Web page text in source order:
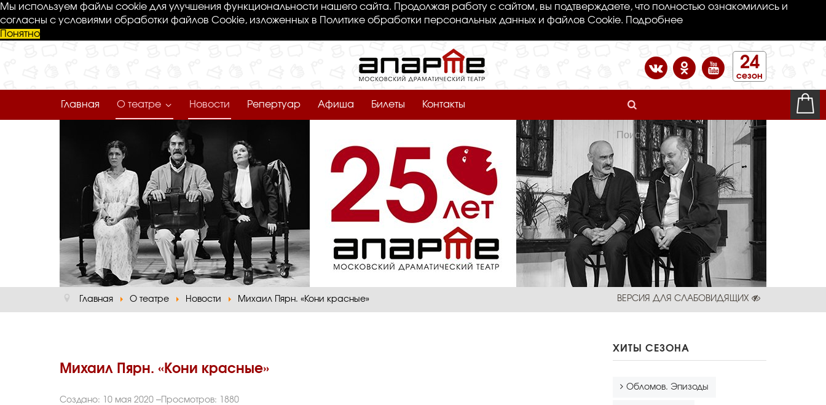
Мы используем файлы cookie для улучшения функциональности нашего сайта. Продолжая работу с сайтом, вы подтверждаете, что полностью ознакомились и
согласны с условиями обработки файлов Cookie, изложенных в Политике обработки персональных данных и файлов Cookie. Подробнее
Понятно
24
сезон
Главная О театре Новости Репертуар Афиша Билеты Контакты
Главная О театре Новости Михаил Пярн. «Кони красные» ВЕРСИЯ ДЛЯ СЛАБОВИДЯЩИХ
Михаил Пярн. «Кони красные»
Создано: 10 мая 2020 Просмотров: 1880
ХИТЫ СЕЗОНА
Обломов. Эпизоды